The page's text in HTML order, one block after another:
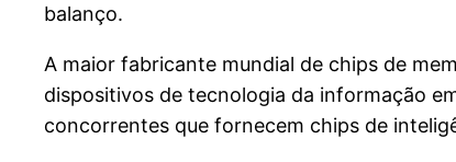
balanço.
A maior fabricante mundial de chips de
dispositivos de tecnologia da informação
concorrentes que fornecem chips de